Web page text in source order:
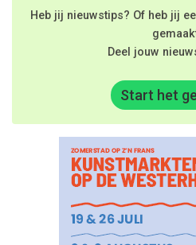
Heb jij nieuwstips? Of heb jij
Deel jouw
Start het